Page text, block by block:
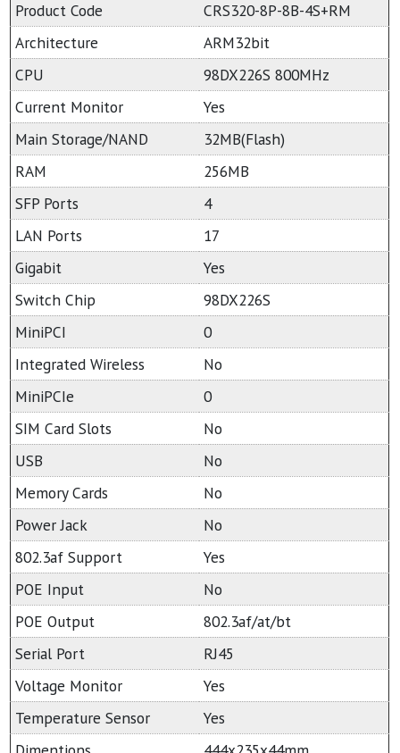
Product Code
CRS320-8P-8B-4S+RM
Architecture
ARM32bit
CPU
98DX226S 800MHz
Current Monitor
Yes
Main Storage/NAND
32MB(Flash)
RAM
256MB
SFP Ports
4
LAN Ports
17
Gigabit
Yes
Switch Chip
98DX226S
MiniPCI
0
Integrated Wireless
No
MiniPCIe
0
SIM Card Slots
No
USB
No
Memory Cards
No
Power Jack
No
802.3af Support
Yes
POE Input
No
POE Output
802.3af/at/bt
Serial Port
RJ45
Voltage Monitor
Yes
Temperature Sensor
Yes